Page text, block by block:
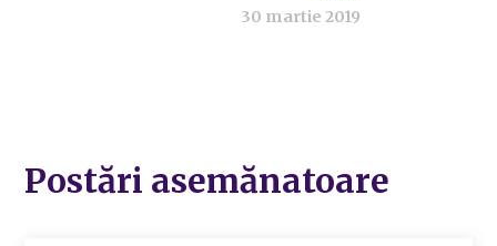
30 martie 2019
Postări asemănatoare